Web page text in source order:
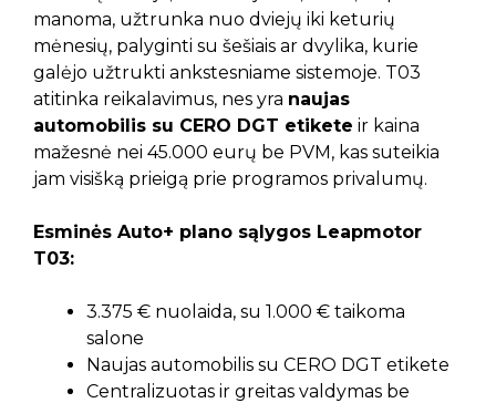
manoma, užtrunka nuo dviejų iki keturių
mėnesių, palyginti su šešiais ar dvylika, kurie
galėjo užtrukti ankstesniame sistemoje. T03
atitinka reikalavimus, nes yra naujas
automobilis su CERO DGT etikete ir kaina
mažesnė nei 45.000 eurų be PVM, kas suteikia
jam visišką prieigą prie programos privalumų.
Esminės Auto+ plano sąlygos Leapmotor
T03:
3.375 € nuolaida, su 1.000 € taikoma
salone
Naujas automobilis su CERO DGT etikete
Centralizuotas ir greitas valdymas be